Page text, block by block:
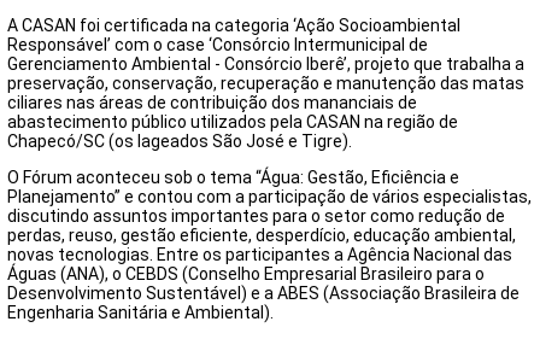
Notícias
Contato
FECHAR PEDIDO
A CASAN foi certificada na categoria ‘Ação Socioambiental
Responsável’ com o case ‘Consórcio Intermunicipal de
Gerenciamento Ambiental - Consórcio Iberê’, projeto que trabalha a
preservação, conservação, recuperação e manutenção das matas
ciliares nas áreas de contribuição dos mananciais de
abastecimento público utilizados pela CASAN na região de
Chapecó/SC (os lageados São José e Tigre).
O Fórum aconteceu sob o tema “Água: Gestão, Eficiência e
Planejamento” e contou com a participação de vários especialistas,
discutindo assuntos importantes para o setor como redução de
perdas, reuso, gestão eficiente, desperdício, educação ambiental,
novas tecnologias. Entre os participantes a Agência Nacional das
Águas (ANA), o CEBDS (Conselho Empresarial Brasileiro para o
Desenvolvimento Sustentável) e a ABES (Associação Brasileira de
Engenharia Sanitária e Ambiental).